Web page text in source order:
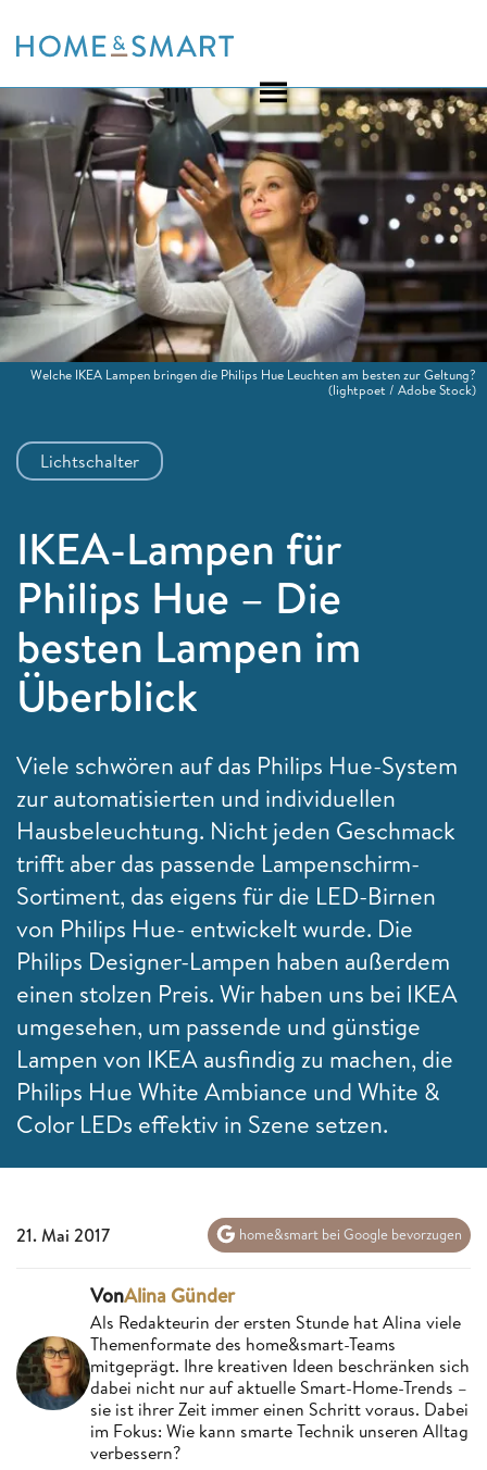
to
Lichtschalter
IKEA-Lampen für
Philips Hue – Die
besten Lampen im
Überblick
Viele schwören auf das Philips Hue-System
zur automatisierten und individuellen
Hausbeleuchtung. Nicht jeden Geschmack
trifft aber das passende Lampenschirm-
Sortiment, das eigens für die LED-Birnen
von Philips Hue- entwickelt wurde. Die
Philips Designer-Lampen haben außerdem
einen stolzen Preis. Wir haben uns bei IKEA
umgesehen, um passende und günstige
Lampen von IKEA ausfindig zu machen, die
Philips Hue White Ambiance und White &
Color LEDs effektiv in Szene setzen.
Welche IKEA Lampen bringen die Philips Hue Leuchten am besten zur Geltung?
(lightpoet / Adobe Stock)
21. Mai 2017 home&smart bei Google bevorzugen
VonAlina Günder
Als Redakteurin der ersten Stunde hat Alina viele
Themenformate des home&smart-Teams
mitgeprägt. Ihre kreativen Ideen beschränken sich
dabei nicht nur auf aktuelle Smart-Home-Trends –
sie ist ihrer Zeit immer einen Schritt voraus. Dabei
im Fokus: Wie kann smarte Technik unseren Alltag
verbessern?